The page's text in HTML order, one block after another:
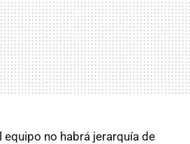
equipo no habrá jerarquía de